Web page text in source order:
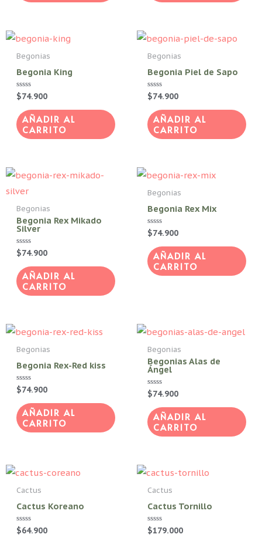
Begonias
Begonia King
Valorado
con
de
5
$74.900
AÑADIR AL
CARRITO
Begonias
Begonia Piel de Sapo
Valorado
con
de
5
$74.900
AÑADIR AL
CARRITO
Begonias
Begonia Rex Mikado
Silver
Valorado
con
de
5
$74.900
AÑADIR AL
CARRITO
Begonias
Begonia Rex Mix
Valorado
con
de
5
$74.900
AÑADIR AL
CARRITO
Begonias
Begonia Rex-Red kiss
Valorado
con
de
5
$74.900
AÑADIR AL
CARRITO
Begonias
Begonias Alas de
Ángel
Valorado
con
de
5
$74.900
AÑADIR AL
CARRITO
Cactus
Cactus Koreano
Valorado
con
$64.900
Cactus
Cactus Tornillo
Valorado
con
$179.000